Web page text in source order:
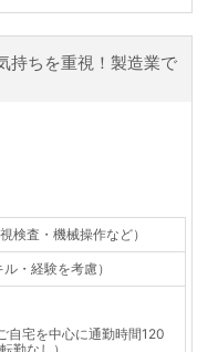
持ちを重視！製造業で
検査・機械操作など）
・経験を考慮）
自宅を中心に通勤時間120